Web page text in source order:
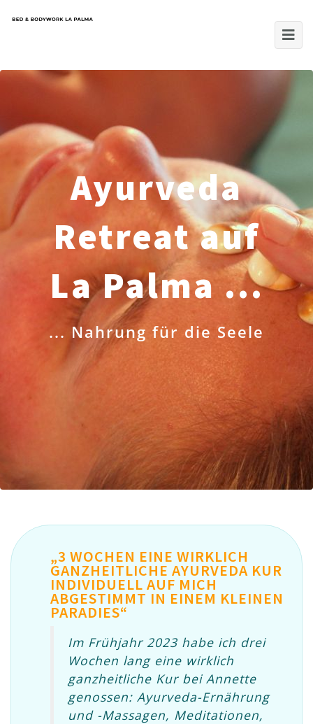
Ayurveda
Retreat auf
La Palma ...
... Nahrung für die Seele
„3 WOCHEN EINE WIRKLICH
GANZHEITLICHE AYURVEDA KUR
INDIVIDUELL AUF MICH
ABGESTIMMT IN EINEM KLEINEN
PARADIES“
Im Frühjahr 2023 habe ich drei
Wochen lang eine wirklich
ganzheitliche Kur bei Annette
genossen: Ayurveda-Ernährung
und -Massagen, Meditationen,